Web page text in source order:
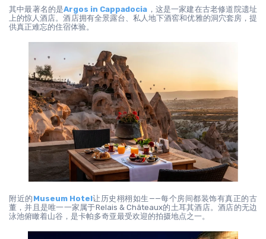
其中最著名的是Argos in Cappadocia ，这是一家建在古老修道院遗址
上的惊人酒店。酒店拥有全景露台、私人地下酒窖和优雅的洞穴套房，提
供真正难忘的住宿体验。
附近的 Museum Hotel让历史栩栩如生——每个房间都装饰有真正的古
董，并且是唯一一家属于Relais & Châteaux的土耳其酒店。酒店的无边
泳池俯瞰着山谷，是卡帕多奇亚最受欢迎的拍摄地点之一。